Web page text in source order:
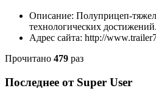
Описание: Полуприцеп-
технологических достижений.
Адрес сайта: http://
Прочитано 479 раз
Последнее от Super User